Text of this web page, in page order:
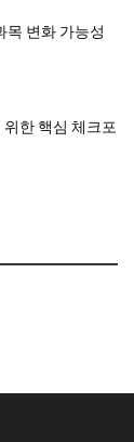
목 변화 가능성
한 핵심 체크포